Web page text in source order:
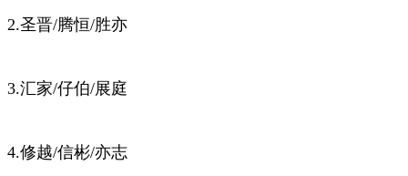
2.圣晋/腾恒/胜亦
3.汇家/仔伯/展庭
4.修越/信彬/亦志